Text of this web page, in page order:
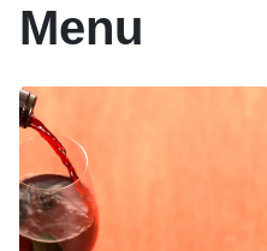
Menu